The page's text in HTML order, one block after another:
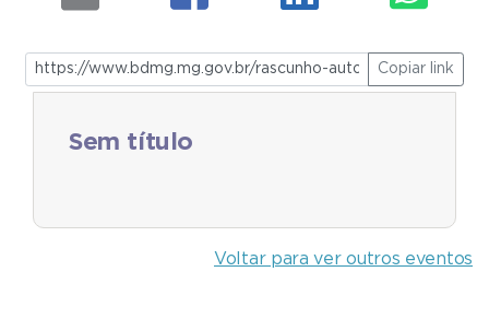
Copiar link
Sem título
Voltar para ver outros eventos